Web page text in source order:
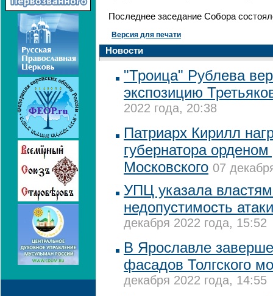
Последнее заседание Собора
Версия для печати
Новости
"Троица" Рублева
экспозицию
2022 года, 20:38
Патриарх Кирилл
губернатора
Московского 07
УПЦ указала
недопустимость
декабря 2022 года, 15:52
В Ярославле
фасадов Толгского
декабря 2022 года, 14:55